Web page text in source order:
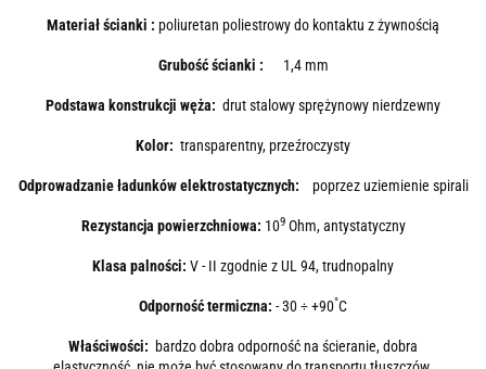
Materiał ścianki : poliuretan poliestrowy do kontaktu z żywnością
Grubość ścianki : 1,4 mm
Podstawa konstrukcji węża: drut stalowy sprężynowy nierdzewny
Kolor: transparentny, przeźroczysty
Odprowadzanie ładunków elektrostatycznych: poprzez uziemienie spirali
Rezystancja powierzchniowa: 109 Ohm, antystatyczny
Klasa palności: V - II zgodnie z UL 94, trudnopalny
Odporność termiczna: - 30 ÷ +90°C
Właściwości: bardzo dobra odporność na ścieranie, dobra